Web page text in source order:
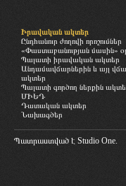
Իրավական ակտեր
Ընդհանուր ժողովի որոշումներ
«Փաստաբանության մասին»
Պալատի իրավական ակտեր
Անդամավճարներին և այլ
ակտեր
Պալատի գործող ներքին
ՄԻԵԴ
Դատական ակտեր
Նախագծեր
Պատրաստված է Studio One.